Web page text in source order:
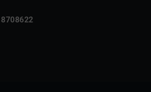
8708622